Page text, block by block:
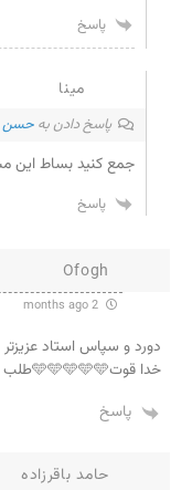
پاسخ
مینا
پاسخ دادن به حسن
جمع کنید بساط این
پاسخ
Ofogh
دورد و سپاس استاد
خدا قوت🩵🩵🩵🩵🩵طلب خیر
پاسخ
حامد باقرزاده